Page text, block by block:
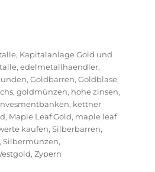
bei Gold und Silber nach
, Kapitalanlage Gold und
,edelmetallhaendler,
,Goldbarren,Goldblase,
,goldmünzen, hohe zinsen,
, kettner
, Maple Leaf Gold, maple leaf
kaufen,Silberbarren,
,Silbermünzen,
,Zypern